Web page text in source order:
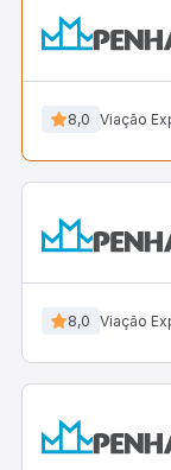
8,0 Viação
8,0 Viação